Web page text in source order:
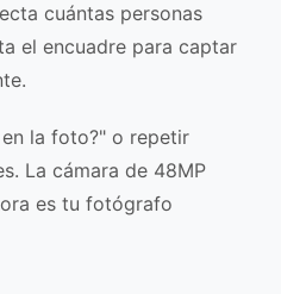
cuántas personas
el encuadre para captar
la foto?" o repetir
La cámara de 48MP
es tu fotógrafo